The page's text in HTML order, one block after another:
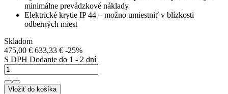
minimálne prevádzkové náklady
Elektrické krytie IP 44 – možno umiestniť v blízkosti
odberných miest
Skladom
475,00 € 633,33 € -25%
S DPH Dodanie do 1 - 2 dní
Vložiť do košíka